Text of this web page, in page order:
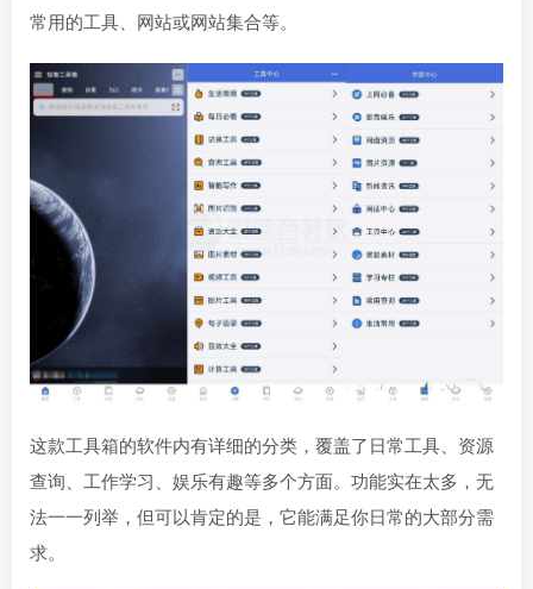
常用的工具、网站或网站集合等。
这款工具箱的软件内有详细的分类，覆盖了日常工具、资源
查询、工作学习、娱乐有趣等多个方面。功能实在太多，无
法一一列举，但可以肯定的是，它能满足你日常的大部分需
求。